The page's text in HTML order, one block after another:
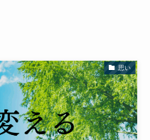
思い